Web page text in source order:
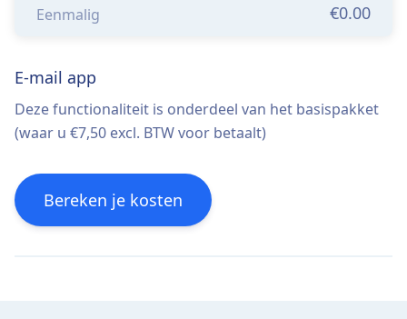
Eenmalig €0.00
E-mail app
Deze functionaliteit is onderdeel van het basispakket
(waar u €7,50 excl. BTW voor betaalt)
Bereken je kosten